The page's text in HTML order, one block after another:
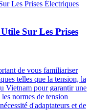
Sur Les Prises
de vous familiariser
telles que la tension, la
Vietnam pour garantir une
normes de tension
d'adaptateurs et de